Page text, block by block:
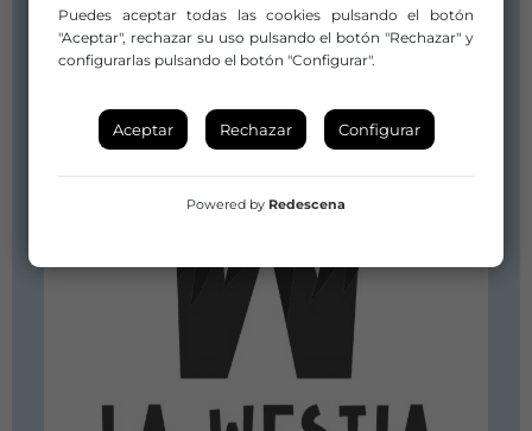
Puedes aceptar todas las cookies pulsando el botón
"Aceptar", rechazar su uso pulsando el botón "Rechazar" y
configurarlas pulsando el botón "Configurar".
Aceptar Rechazar Configurar
Powered by Redescena